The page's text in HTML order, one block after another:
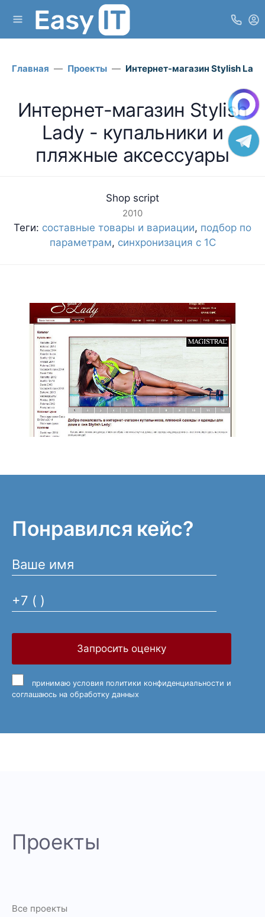
Главная Проекты Интернет-магазин Stylish
Интернет-магазин Stylish
Lady - купальники и
пляжные аксессуары
Shop script
2010
Теги: составные товары и вариации, подбор по
параметрам, синхронизация с 1С
Понравился кейс?
Запросить оценку
принимаю условия политики конфиденциальности и
соглашаюсь на обработку данных
Проекты
Все проекты